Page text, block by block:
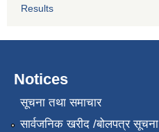
Results
Notices
सूचना तथा समाचार
सार्वजनिक खरीद /बोलपत्र सूचना